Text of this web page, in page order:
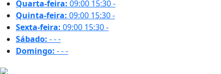
Quarta-feira: 09:00 15:30-
Quinta-feira: 09:00 15:30-
Sexta-feira: 09:00 15:30-
Sábado: ---
Domingo: ---